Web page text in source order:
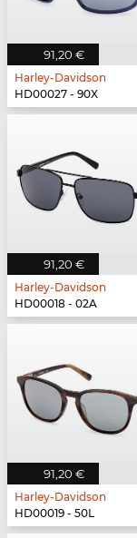
91,20 €
Harley-Davidson
HD00027 - 90X
91,20 €
Harley-Davidson
HD00018 - 02A
91,20 €
Harley-Davidson
HD00019 - 50L